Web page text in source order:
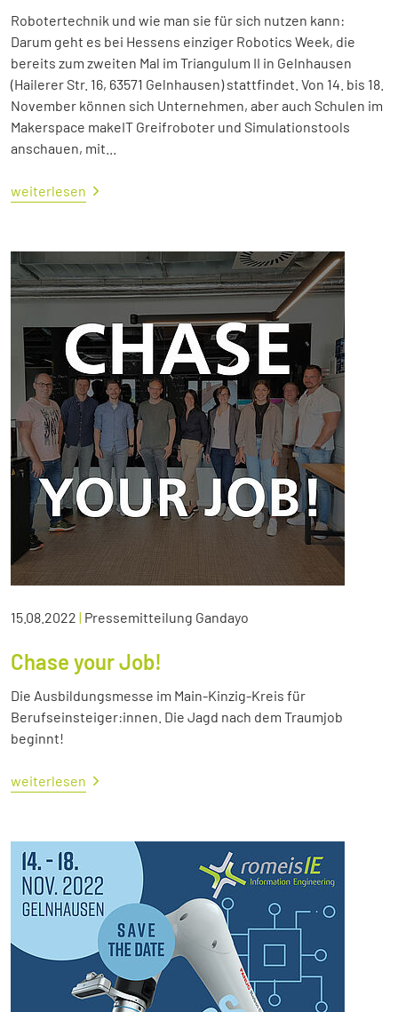
Robotertechnik und wie man sie für sich nutzen kann:
Darum geht es bei Hessens einziger Robotics Week, die
bereits zum zweiten Mal im Triangulum II in Gelnhausen
(Hailerer Str. 16, 63571 Gelnhausen) stattfindet. Von 14. bis 18.
November können sich Unternehmen, aber auch Schulen im
Makerspace makeIT Greifroboter und Simulationstools
anschauen, mit...
weiterlesen
15.08.2022 | Pressemitteilung Gandayo
Chase your Job!
Die Ausbildungsmesse im Main-Kinzig-Kreis für
Berufseinsteiger:innen. Die Jagd nach dem Traumjob
beginnt!
weiterlesen